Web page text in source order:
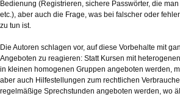
Bedienung (Registrieren, sichere Passwörter, die man
etc.), aber auch die Frage, was bei falscher oder
zu tun ist.
Die Autoren schlagen vor, auf diese Vorbehalte mit
Angeboten zu reagieren: Statt Kursen mit
in kleinen homogenen Gruppen angeboten werden,
aber auch Hilfestellungen zum rechtlichen
regelmäßige Sprechstunden angeboten werden, wo